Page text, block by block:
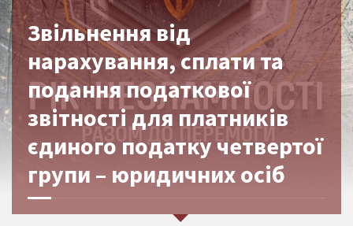
Звільнення від
нарахування, сплати та
подання податкової
звітності для платників
єдиного податку четвертої
групи – юридичних осіб